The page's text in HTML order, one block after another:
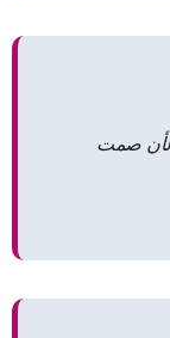
ًلأن صمت